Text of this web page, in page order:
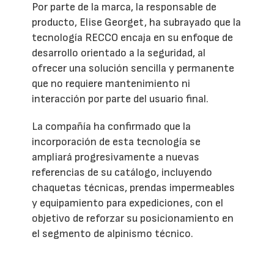
Por parte de la marca, la responsable de
producto, Elise Georget, ha subrayado que la
tecnología RECCO encaja en su enfoque de
desarrollo orientado a la seguridad, al
ofrecer una solución sencilla y permanente
que no requiere mantenimiento ni
interacción por parte del usuario final.
La compañía ha confirmado que la
incorporación de esta tecnología se
ampliará progresivamente a nuevas
referencias de su catálogo, incluyendo
chaquetas técnicas, prendas impermeables
y equipamiento para expediciones, con el
objetivo de reforzar su posicionamiento en
el segmento de alpinismo técnico.